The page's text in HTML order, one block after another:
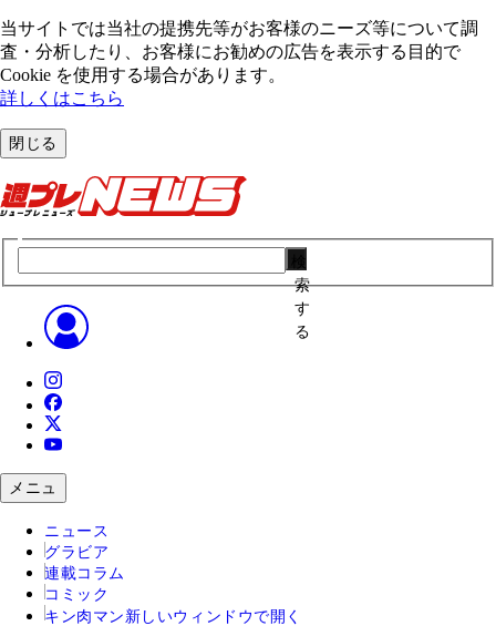
当サイトでは当社の提携先等がお客様のニーズ等について調
査・分析したり、お客様にお勧めの広告を表⽰する⽬的で
Cookie を使⽤する場合があります。
詳しくはこちら
閉じる
索
す
る
メニュ
ニュース
グラビア
連載コラム
コミック
キン肉マン 新しいウィンドウで開く